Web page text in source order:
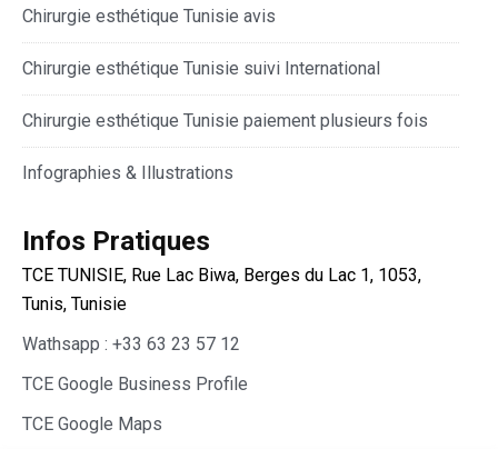
Chirurgie esthétique Tunisie avis
Chirurgie esthétique Tunisie suivi International
Chirurgie esthétique Tunisie paiement plusieurs fois
Infographies & Illustrations
Infos Pratiques
TCE TUNISIE, Rue Lac Biwa, Berges du Lac 1, 1053,
Tunis, Tunisie
Wathsapp : +33 63 23 57 12
TCE Google Business Profile
TCE Google Maps